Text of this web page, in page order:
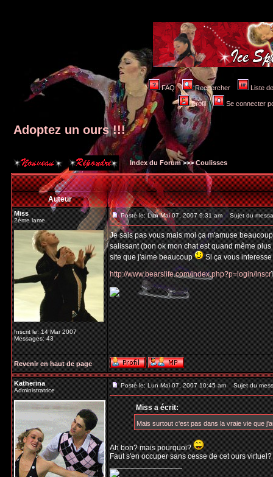
FAQ Rechercher Liste
Profil Se connecter
Adoptez un ours !!!
Index du Forum>>>Coulisses
Auteur
Miss
2ème lame
Inscrit le: 14 Mar 2007
Messages: 43
Posté le: Lun Mai 07, 2007 9:31 am Sujet du
Je sais pas vous mais moi ça m'amuse
salissant (bon ok mon chat est quand même
site que j'aime beaucoup
Si ça vous
http://www.bearslife.com/index.php?p=login/inscr
Revenir en haut de page
Katherina
Administratrice
Posté le: Lun Mai 07, 2007 10:45 am Sujet du
Miss a écrit:
Mais surtout c'est pas dans la vraie vie que
Ah bon? mais pourquoi?
Faut s'en occuper sans cesse de cet ours virtuel?
_________________